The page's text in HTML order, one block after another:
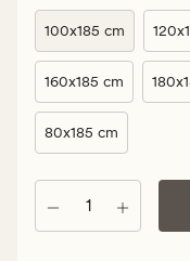
kr
100x185 cm
160x185 cm
80x185 cm
Antal